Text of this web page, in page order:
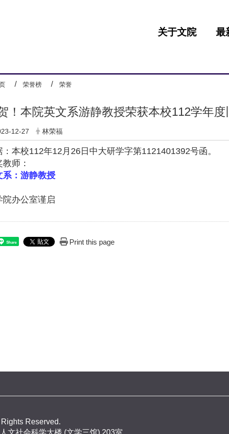
关于文院 最
荣誉榜 荣誉
！本院英文系游静教授荣获本校112学年
12-27 林荣福
：本校112年12月26日中大研学字第1121401392号函。
师：
系：游静教授
院办公室谨启
Share Print this page
Reserved.
文社会科学大楼 (文学三馆) 203室